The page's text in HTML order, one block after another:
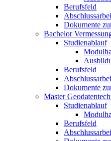
Berufsfeld
Dokumente
Bachelor
Studienablauf
Berufsfeld
Dokumente
Master
Studienablauf
Berufsfeld